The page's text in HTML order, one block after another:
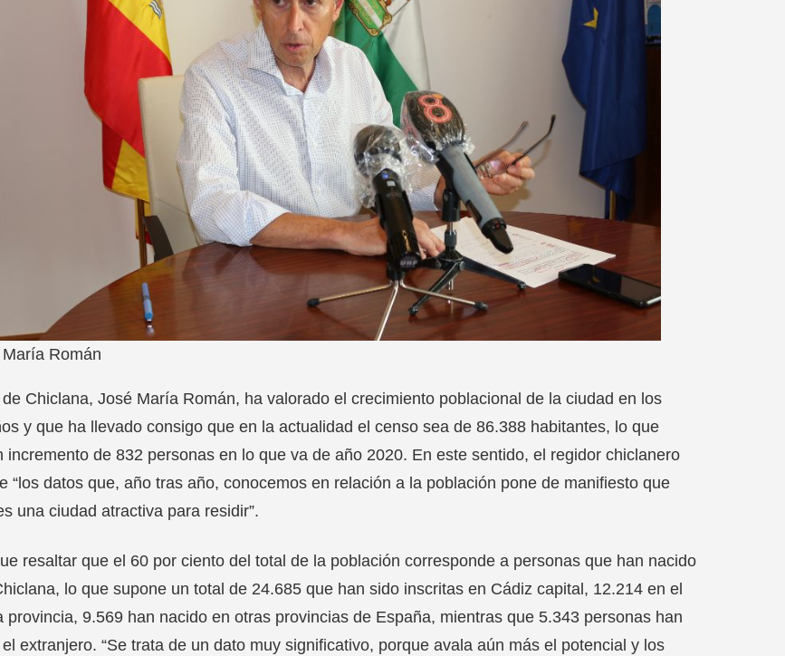
Román
Chiclana, José María Román, ha valorado el crecimiento poblacional de la ciudad en los
y que ha llevado consigo que en la actualidad el censo sea de 86.388 habitantes, lo que
incremento de 832 personas en lo que va de año 2020. En este sentido, el regidor chiclanero
“los datos que, año tras año, conocemos en relación a la población pone de manifiesto que
una ciudad atractiva para residir”.
resaltar que el 60 por ciento del total de la población corresponde a personas que han nacido
lo que supone un total de 24.685 que han sido inscritas en Cádiz capital, 12.214 en el
provincia, 9.569 han nacido en otras provincias de España, mientras que 5.343 personas han
extranjero. “Se trata de un dato muy significativo, porque avala aún más el potencial y los